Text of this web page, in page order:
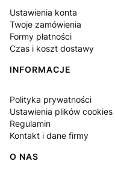
Ustawienia konta
Twoje zamówienia
Formy płatności
Czas i koszt dostawy
INFORMACJE
Polityka prywatności
Ustawienia plików cookies
Regulamin
Kontakt i dane firmy
O NAS